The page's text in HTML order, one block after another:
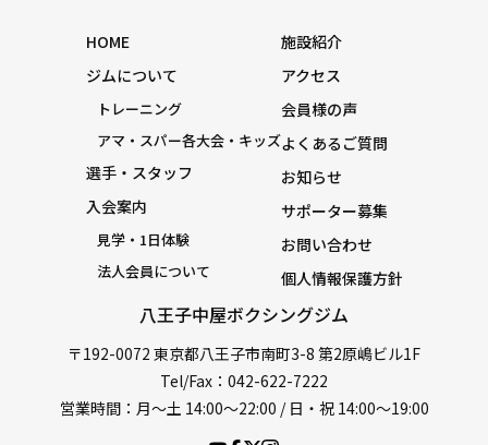
八王子中屋ボクシングジム
〒192-0072 東京都八王子市南町3-8 第2原嶋ビル1F
Tel/Fax：042-622-7222
営業時間：月〜土 14:00〜22:00 / 日・祝 14:00〜19:00
HOME
ジムについて
トレーニング
アマ・スパー各大会・キッズ
選手・スタッフ
入会案内
見学・1日体験
法人会員について
施設紹介
アクセス
会員様の声
よくあるご質問
お知らせ
サポーター募集
お問い合わせ
個人情報保護方針